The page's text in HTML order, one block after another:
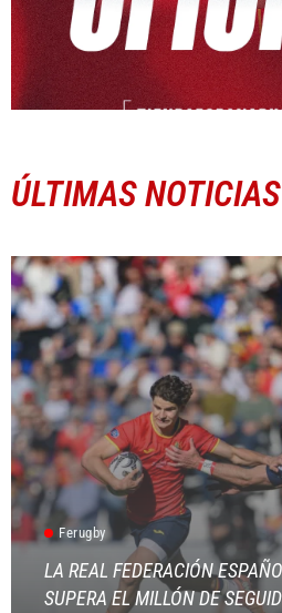
ÚLTIMAS NOTICIAS
Ferugby
LA REAL FEDERACIÓN
SUPERA EL MILLÓN DE